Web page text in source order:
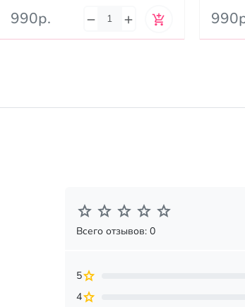
990р.
Всего отзывов: 0
5
4